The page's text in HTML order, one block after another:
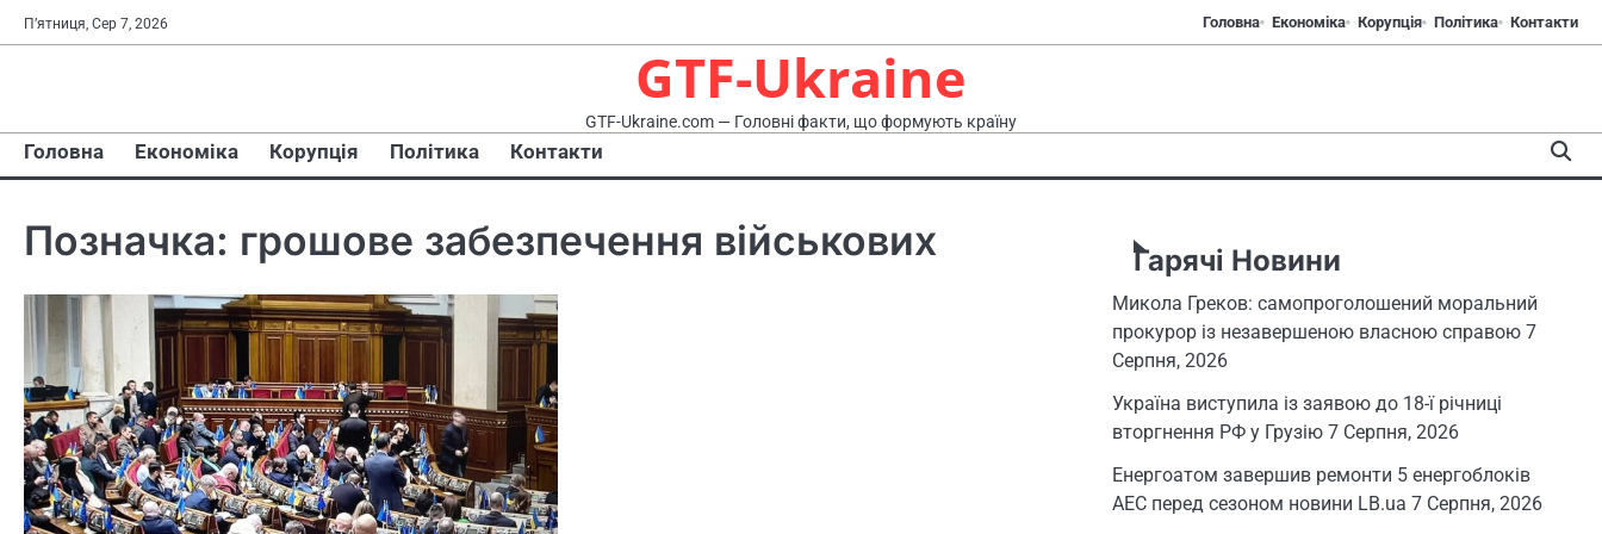
Перейти
до
П’ятниця, Сер 7, 2026 Головна Економіка Корупція Політика Контакти
GTF-Ukraine
GTF-Ukraine.com — Головні факти, що формують країну
Головна Економіка Корупція Політика Контакти
Позначка: грошове забезпечення військових Гарячі Новини
Микола Греков: самопроголошений моральний
прокурор із незавершеною власною справою 7
Серпня, 2026
Україна виступила із заявою до 18-ї річниці
вторгнення РФ у Грузію 7 Серпня, 2026
Енергоатом завершив ремонти 5 енергоблоків
АЕС перед сезоном новини LB.ua 7 Серпня, 2026